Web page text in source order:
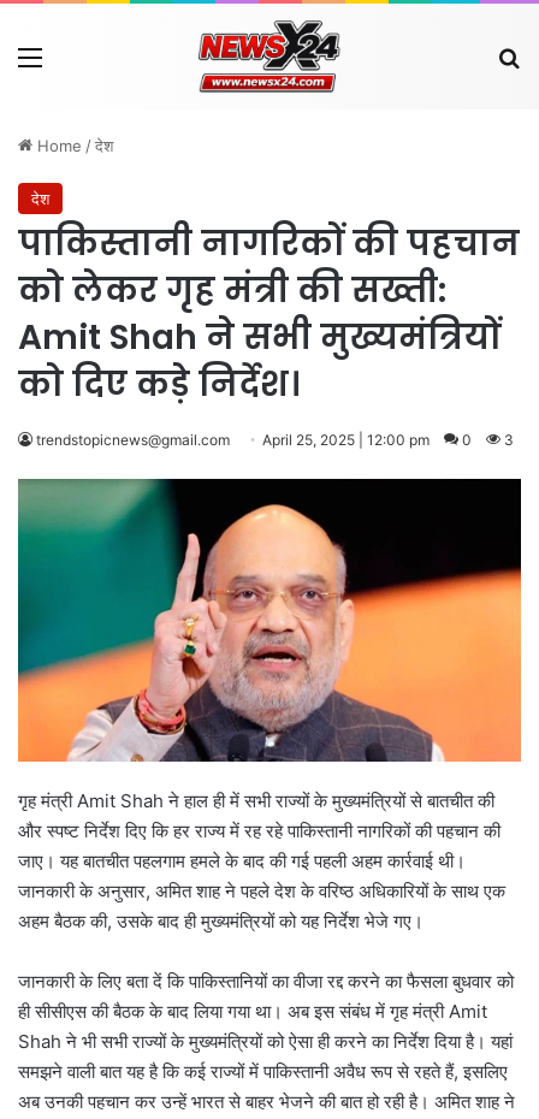
Menu
Home /देश
देश
पाकिस्तानी नागरिकों की पहचान
को लेकर गृह मंत्री की सख्ती:
Amit Shah ने सभी मुख्यमंत्रियों
को दिए कड़े निर्देश।
trendstopicnews@gmail.com April 25, 2025 | 12:00 pm 0 3
गृह मंत्री Amit Shah ने हाल ही में सभी राज्यों के मुख्यमंत्रियों से बातचीत की
और स्पष्ट निर्देश दिए कि हर राज्य में रह रहे पाकिस्तानी नागरिकों की पहचान की
जाए। यह बातचीत पहलगाम हमले के बाद की गई पहली अहम कार्रवाई थी।
जानकारी के अनुसार, अमित शाह ने पहले देश के वरिष्ठ अधिकारियों के साथ एक
अहम बैठक की, उसके बाद ही मुख्यमंत्रियों को यह निर्देश भेजे गए।
जानकारी के लिए बता दें कि पाकिस्तानियों का वीजा रद्द करने का फैसला बुधवार को
ही सीसीएस की बैठक के बाद लिया गया था। अब इस संबंध में गृह मंत्री Amit
Shah ने भी सभी राज्यों के मुख्यमंत्रियों को ऐसा ही करने का निर्देश दिया है। यहां
समझने वाली बात यह है कि कई राज्यों में पाकिस्तानी अवैध रूप से रहते हैं, इसलिए
अब उनकी पहचान कर उन्हें भारत से बाहर भेजने की बात हो रही है। अमित शाह ने